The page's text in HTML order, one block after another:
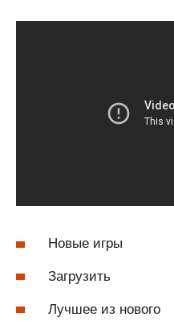
Новые игры
Загрузить
Лучшее из нового